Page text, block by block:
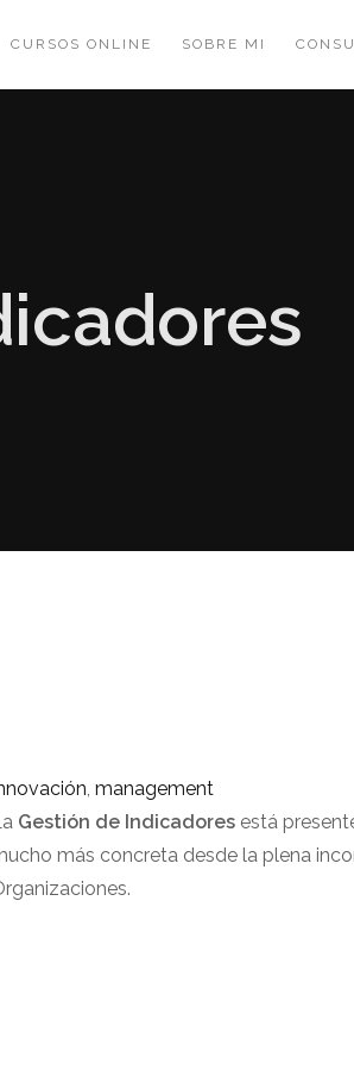
CURSOS ONLINE SOBRE MI
, management
Gestión de Indicadoresestá
más concreta desde la plena